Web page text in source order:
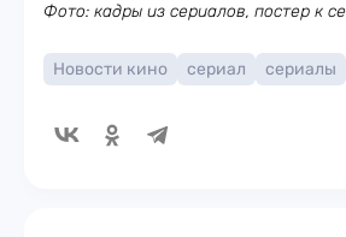
Фото: кадры из сериалов, постер к
Новости кино сериал сериалы